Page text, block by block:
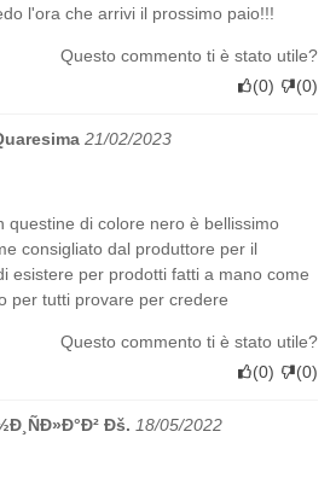
l'ora che arrivi il prossimo paio!!!
Questo commento ti è stato utile?
(0) (0)
21/02/2023
questine di colore nero è bellissimo
consigliato dal produttore per il
esistere per prodotti fatti a mano come
per tutti provare per credere
Questo commento ti è stato utile?
(0) (0)
Ðš. 18/05/2022